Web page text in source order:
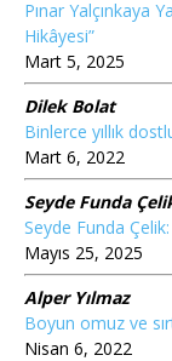
Pınar Yalçınkaya
Hikâyesi”
Mart 5, 2025
Dilek Bolat
Binlerce yıllık
Mart 6, 2022
Seyde Funda
Seyde Funda
Mayıs 25, 2025
Alper Yılmaz
Boyun omuz ve
Nisan 6, 2022